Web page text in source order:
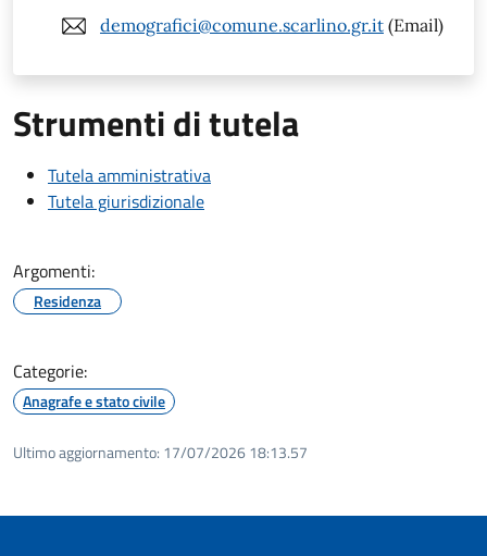
demografici@comune.scarlino.gr.it (Email)
Strumenti di tutela
Tutela amministrativa
Tutela giurisdizionale
Argomenti:
Residenza
Categorie:
Anagrafe e stato civile
Ultimo aggiornamento: 17/07/2026 18:13.57